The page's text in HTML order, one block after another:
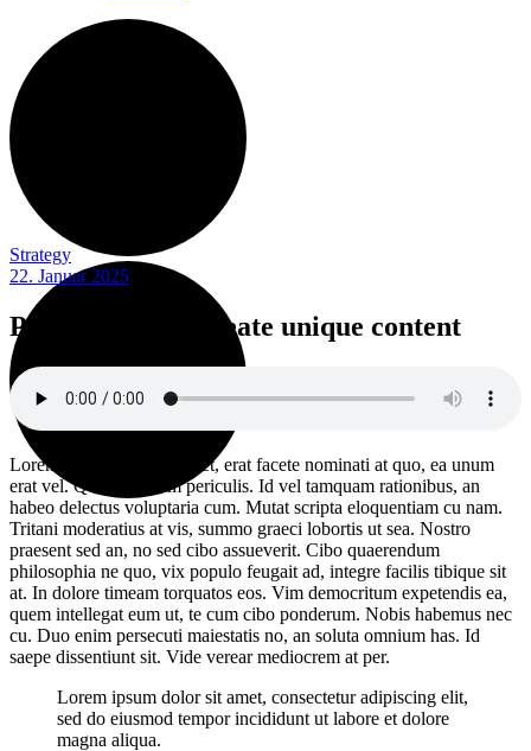
Sinnflut Kultur GmbH
Strategy
22. Januar 2025
Podcast S2E3: Create unique content
Lorem ipsum dolor sit amet, erat facete nominati at quo, ea unum
erat vel. Quo ex minim periculis. Id vel tamquam rationibus, an
habeo delectus voluptaria cum. Mutat scripta eloquentiam cu nam.
Tritani moderatius at vis, summo graeci lobortis ut sea. Nostro
praesent sed an, no sed cibo assueverit. Cibo quaerendum
philosophia ne quo, vix populo feugait ad, integre facilis tibique sit
at. In dolore timeam torquatos eos. Vim democritum expetendis ea,
quem intellegat eum ut, te cum cibo ponderum. Nobis habemus nec
cu. Duo enim persecuti maiestatis no, an soluta omnium has. Id
saepe dissentiunt sit. Vide verear mediocrem at per.
Lorem ipsum dolor sit amet, consectetur adipiscing elit,
sed do eiusmod tempor incididunt ut labore et dolore
magna aliqua.